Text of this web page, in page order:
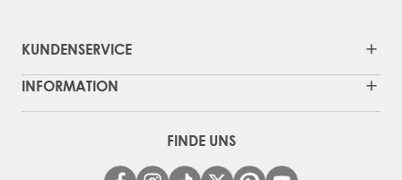
KUNDENSERVICE
INFORMATION
FINDE UNS